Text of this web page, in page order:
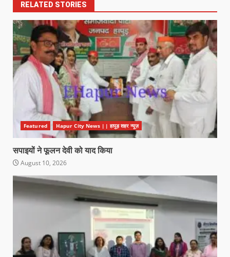
RELATED STORIES
Featured Hapur City News || हापुड़ शहर न्यूज़
सपाइयों ने फूलन देवी को याद किया
August 10, 2026